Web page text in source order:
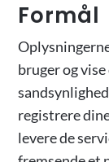
Formål
bruger og
registrere
levere de